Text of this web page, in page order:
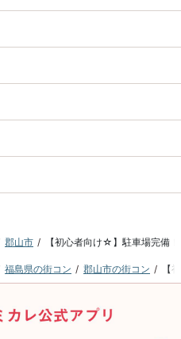
郡山市 【初心者向け☆】駐車場完備
福島県の街コン 郡山市の街コン 【